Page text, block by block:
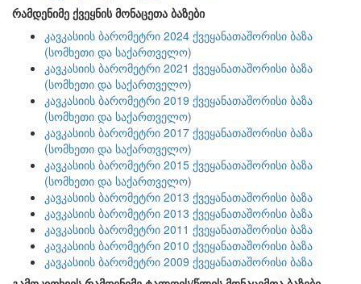
რამდენიმე ქვეყნის მონაცეთა ბაზები
კავკასიის ბარომეტრი 2024 ქვეყანათაშორისი ბაზა
(სომხეთი და საქართველო)
კავკასიის ბარომეტრი 2021 ქვეყანათაშორისი ბაზა
(სომხეთი და საქართველო)
კავკასიის ბარომეტრი 2019 ქვეყანათაშორისი ბაზა
(სომხეთი და საქართველო)
კავკასიის ბარომეტრი 2017 ქვეყანათაშორისი ბაზა
(სომხეთი და საქართველო)
კავკასიის ბარომეტრი 2015 ქვეყანათაშორისი ბაზა
(სომხეთი და საქართველო)
კავკასიის ბარომეტრი 2013 ქვეყანათაშორისი ბაზა
კავკასიის ბარომეტრი 2013 ქვეყანათაშორისი ბაზა
კავკასიის ბარომეტრი 2011 ქვეყანათაშორისი ბაზა
კავკასიის ბარომეტრი 2010 ქვეყანათაშორისი ბაზა
კავკასიის ბარომეტრი 2009 ქვეყანათაშორისი ბაზა